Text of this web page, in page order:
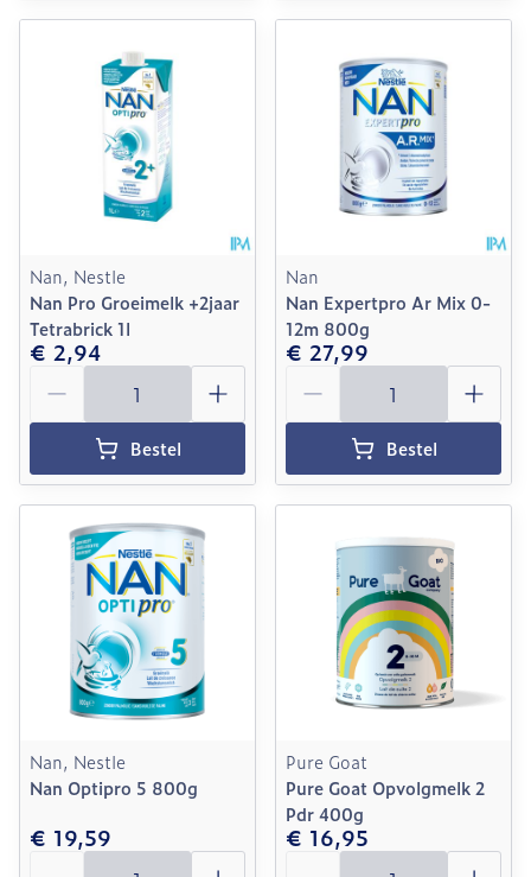
Nan, Nestle
Nan Pro Groeimelk +2jaar
Tetrabrick 1l
€ 2,94
Aantal
Bestel
Nan
Nan Expertpro Ar Mix 0-
12m 800g
€ 27,99
Aantal
Bestel
Nan, Nestle
Nan Optipro 5 800g
€ 19,59
Aantal
Pure Goat
Pure Goat Opvolgmelk 2
Pdr 400g
€ 16,95
Aantal